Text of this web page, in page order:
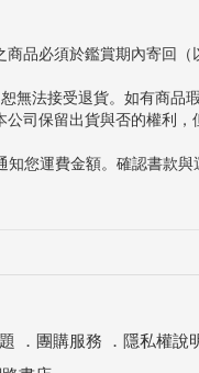
品必須於鑑賞期內寄回
無法接受退貨。如有商品
司保留出貨與否的權利
您運費金額。確認書款
． 團購服務 ． 隱私權說